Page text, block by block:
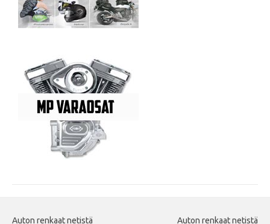
Auton renkaat netistä Auton renkaat netistä